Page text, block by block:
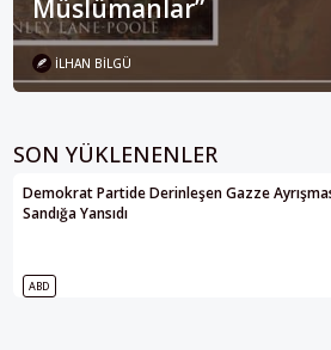
İLHAN BILGÜ
Demokrat Partide Derinleşen Gazze Ayrışması
Sandığa Yansıdı